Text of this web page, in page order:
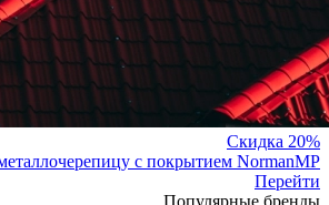
Скидка 20%
с покрытием NormanMP
Перейти
Популярные бренды